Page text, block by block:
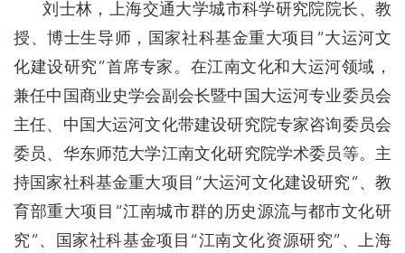
刘士林，上海交通大学城市科学研究院院长、教
授、博士生导师，国家社科基金重大项目“大运河文
化建设研究”首席专家。在江南文化和大运河领域，
兼任中国商业史学会副会长暨中国大运河专业委员会
主任、中国大运河文化带建设研究院专家咨询委员会
委员、华东师范大学江南文化研究院学术委员等。主
持国家社科基金重大项目“大运河文化建设研究”、教
育部重大项目“江南城市群的历史源流与都市文化研
究”、国家社科基金项目“江南文化资源研究”、上海